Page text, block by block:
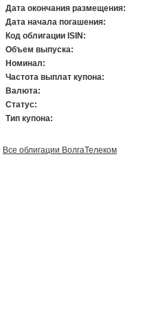
Дата окончания размещения:
Дата начала погашения:
Код облигации ISIN:
Объем выпуска:
Номинал:
Частота выплат купона:
Валюта:
Статус:
Тип купона:
Все облигации ВолгаТелеком